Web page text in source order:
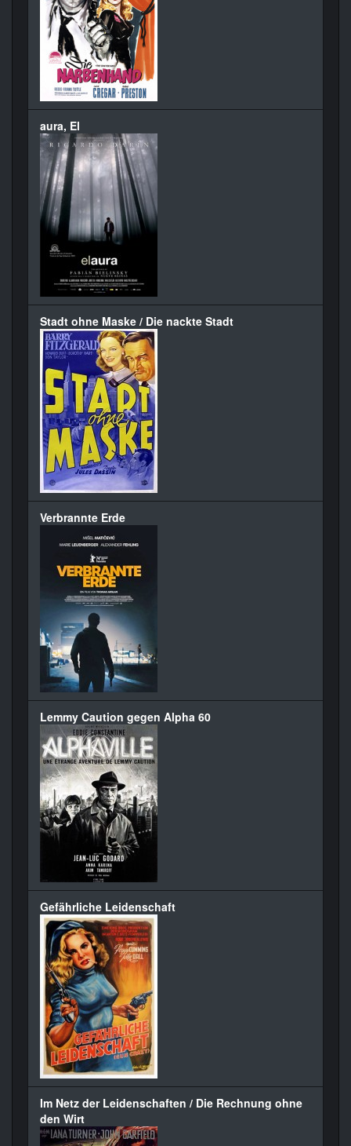
aura, El
Stadt ohne Maske / Die nackte Stadt
Verbrannte Erde
Lemmy Caution gegen Alpha 60
Gefährliche Leidenschaft
Im Netz der Leidenschaften / Die Rechnung ohne
den Wirt